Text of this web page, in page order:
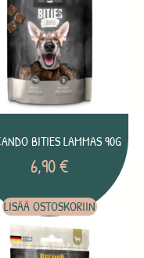
BITIES LAMMAS 90G
6,90€
LISÄÄ OSTOSKORIIN